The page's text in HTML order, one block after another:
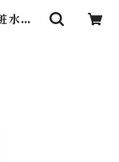
水】 |